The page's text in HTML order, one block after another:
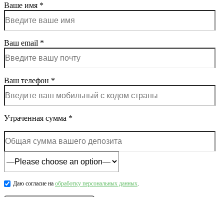
Ваше имя *
Ваш email *
Ваш телефон *
Утраченная сумма *
Даю согласие на обработку персональных данных